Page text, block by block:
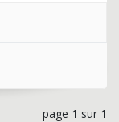
page 1 sur 1